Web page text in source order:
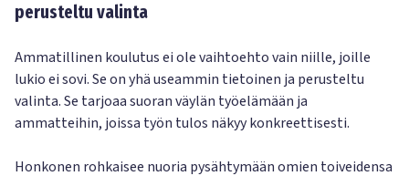
perusteltu valinta
Ammatillinen koulutus ei ole vaihtoehto vain niille, joille
lukio ei sovi. Se on yhä useammin tietoinen ja perusteltu
valinta. Se tarjoaa suoran väylän työelämään ja
ammatteihin, joissa työn tulos näkyy konkreettisesti.
Honkonen rohkaisee nuoria pysähtymään omien toiveidensa